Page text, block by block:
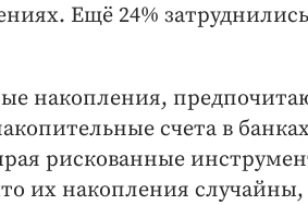
Ещё 24%
накопления,
счета в
рискованные
их накопления